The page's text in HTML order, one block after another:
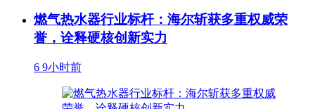
燃气热水器行业标杆：海尔斩获多重权威荣
誉，诠释硬核创新实力
6 9小时前